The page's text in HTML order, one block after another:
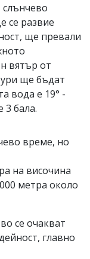
се развие
ще превали
вятър от
ще бъдат
вода е 19° -
бала.
време, но
на височина
метра около
се очакват
главно